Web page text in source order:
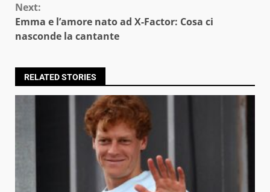
Next:
Emma e l’amore nato ad X-Factor: Cosa ci
nasconde la cantante
RELATED STORIES